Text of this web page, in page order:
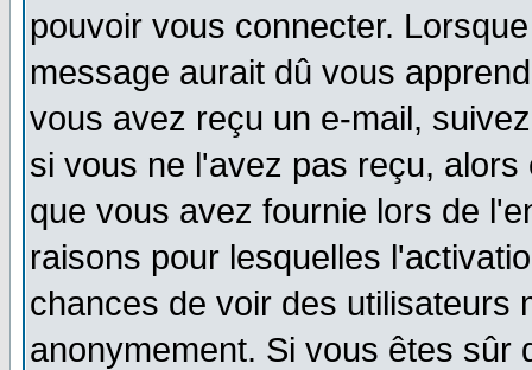
pouvoir vous connecter.
message aurait dû vous
vous avez reçu un e-mail,
si vous ne l'avez pas reçu,
que vous avez fournie lors de
raisons pour lesquelles
chances de voir des utilisateurs
anonymement. Si vous êtes sûr